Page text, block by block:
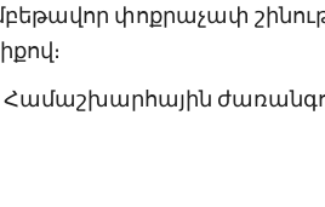
փոքրաչափ
Համաշխարհային